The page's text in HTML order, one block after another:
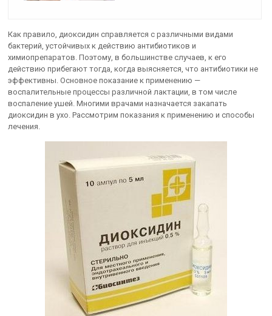
Как правило, диоксидин справляется с различными видами
бактерий, устойчивых к действию антибиотиков и
химиопрепаратов. Поэтому, в большинстве случаев, к его
действию прибегают тогда, когда выясняется, что антибиотики не
эффективны. Основное показание к применению —
воспалительные процессы различной лактации, в том числе
воспаление ушей. Многими врачами назначается закапать
диоксидин в ухо. Рассмотрим показания к применению и способы
лечения.